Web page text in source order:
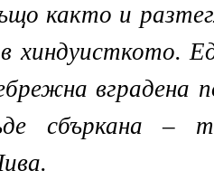
както и
хиндуисткото.
вградена
сбъркана –